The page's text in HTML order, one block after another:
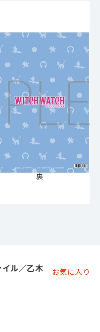
ル／乙木
お気に入り